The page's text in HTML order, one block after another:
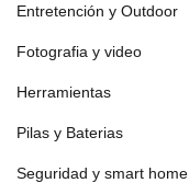
Entretención y Outdoor
Fotografia y video
Herramientas
Pilas y Baterias
Seguridad y smart home